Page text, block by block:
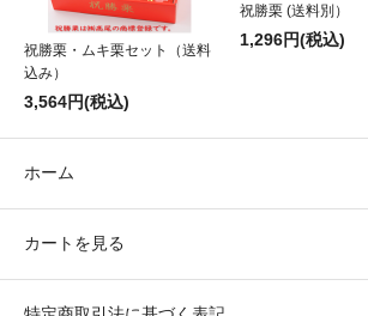
祝勝栗・ムキ栗セット（送料
込み）
3,564円(税込)
祝勝栗 (送料別）
1,296円(税込)
ホーム
カートを見る